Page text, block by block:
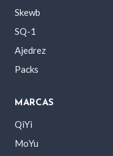
Skewb
SQ-1
Ajedrez
Packs
MARCAS
QiYi
MoYu